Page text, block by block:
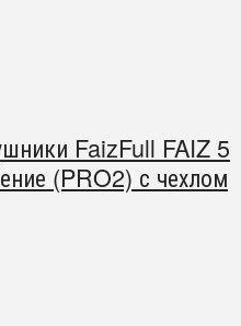
FaizFull FAIZ 5
(PRO2) с чехлом